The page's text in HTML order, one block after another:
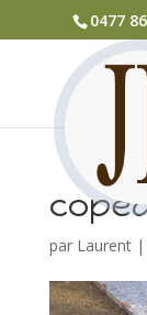
0477
par Laurent|